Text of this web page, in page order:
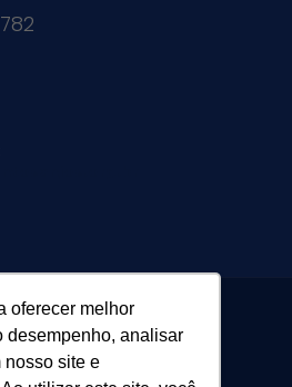
oferecer melhor
desempenho, analisar
nosso site e